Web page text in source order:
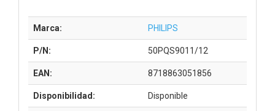
Marca: PHILIPS
P/N: 50PQS9011/12
EAN: 8718863051856
Disponibilidad: Disponible